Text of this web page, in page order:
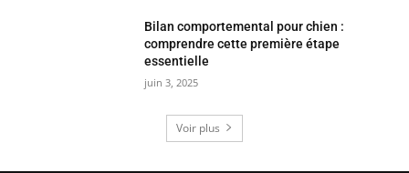
Bilan comportemental pour chien :
comprendre cette première étape
essentielle
juin 3, 2025
Voir plus